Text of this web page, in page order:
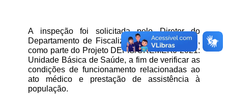
A inspeção foi solicitada pelo Diretor do
Departamento de Fiscalização do CREMERJ,
como parte do Projeto DEFIS/CREMERJ 2021:
Unidade Básica de Saúde, a fim de verificar as
condições de funcionamento relacionadas ao
ato médico e prestação de assistência à
população.